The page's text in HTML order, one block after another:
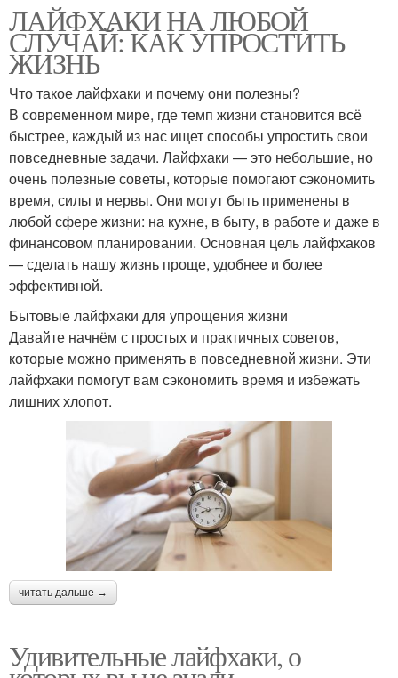
ЛАЙФХАКИ НА ЛЮБОЙ
СЛУЧАЙ: КАК УПРОСТИТЬ
ЖИЗНЬ
Что такое лайфхаки и почему они полезны?
В современном мире, где темп жизни становится всё
быстрее, каждый из нас ищет способы упростить свои
повседневные задачи. Лайфхаки — это небольшие, но
очень полезные советы, которые помогают сэкономить
время, силы и нервы. Они могут быть применены в
любой сфере жизни: на кухне, в быту, в работе и даже в
финансовом планировании. Основная цель лайфхаков
— сделать нашу жизнь проще, удобнее и более
эффективной.
Бытовые лайфхаки для упрощения жизни
Давайте начнём с простых и практичных советов,
которые можно применять в повседневной жизни. Эти
лайфхаки помогут вам сэкономить время и избежать
лишних хлопот.
читать дальше →
Удивительные лайфхаки, о